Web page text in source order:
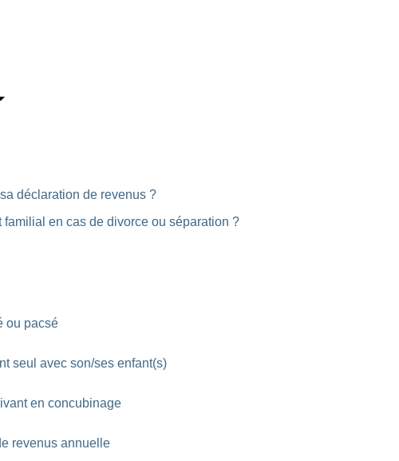
déclaration de revenus ?
familial en cas de divorce ou séparation ?
ou pacsé
seul avec son/ses enfant(s)
en concubinage
revenus annuelle